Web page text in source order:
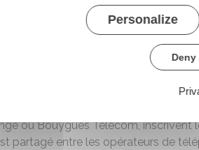
internet
de téléphonie ou internet, votre
contractuelles :
ou Bouygues Télécom, inscrivent
partagé entre les opérateurs de
Personalize